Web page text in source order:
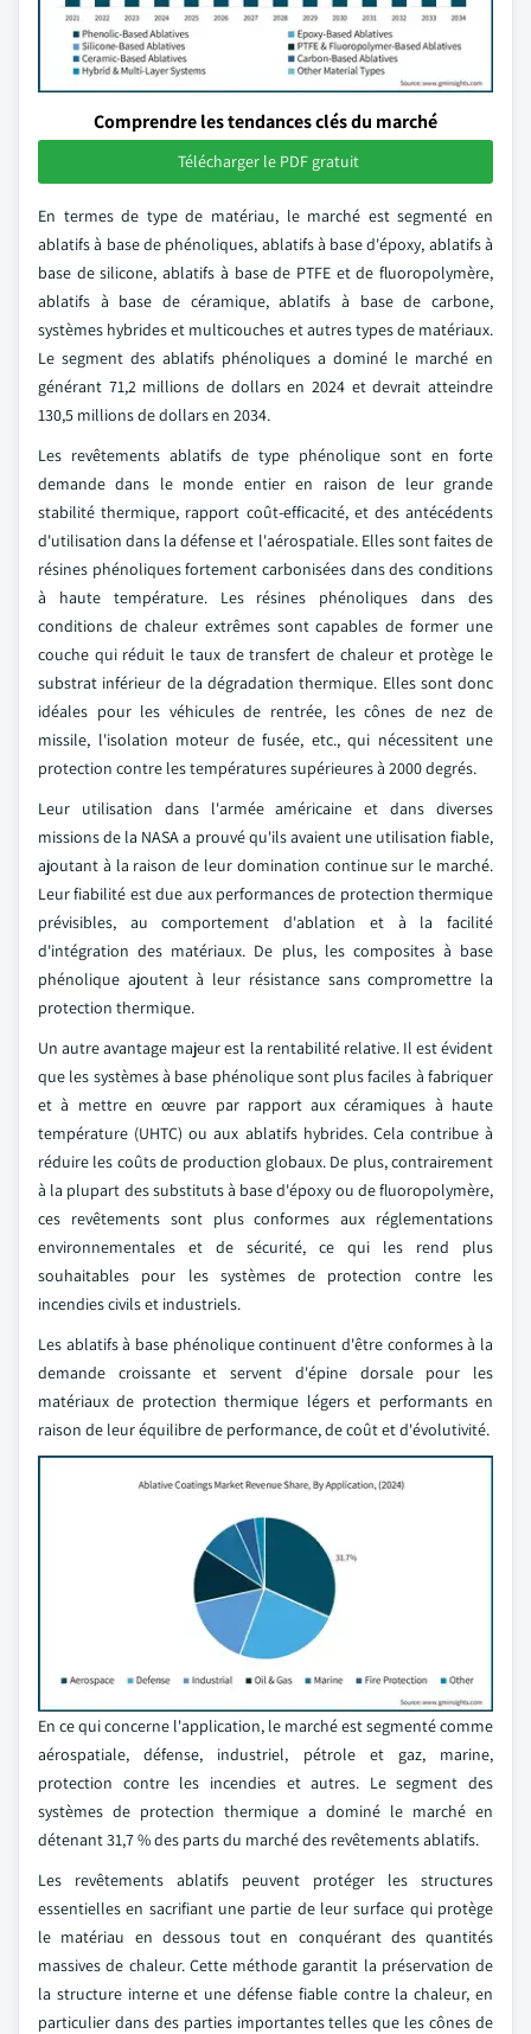
Comprendre les tendances clés du marché
Télécharger le PDF gratuit
En termes de type de matériau, le marché est segmenté en
ablatifs à base de phénoliques, ablatifs à base d'époxy, ablatifs à
base de silicone, ablatifs à base de PTFE et de fluoropolymère,
ablatifs à base de céramique, ablatifs à base de carbone,
systèmes hybrides et multicouches et autres types de matériaux.
Le segment des ablatifs phénoliques a dominé le marché en
générant 71,2 millions de dollars en 2024 et devrait atteindre
130,5 millions de dollars en 2034.
Les revêtements ablatifs de type phénolique sont en forte
demande dans le monde entier en raison de leur grande
stabilité thermique, rapport coût-efficacité, et des antécédents
d'utilisation dans la défense et l'aérospatiale. Elles sont faites de
résines phénoliques fortement carbonisées dans des conditions
à haute température. Les résines phénoliques dans des
conditions de chaleur extrêmes sont capables de former une
couche qui réduit le taux de transfert de chaleur et protège le
substrat inférieur de la dégradation thermique. Elles sont donc
idéales pour les véhicules de rentrée, les cônes de nez de
missile, l'isolation moteur de fusée, etc., qui nécessitent une
protection contre les températures supérieures à 2000 degrés.
Leur utilisation dans l'armée américaine et dans diverses
missions de la NASA a prouvé qu'ils avaient une utilisation fiable,
ajoutant à la raison de leur domination continue sur le marché.
Leur fiabilité est due aux performances de protection thermique
prévisibles, au comportement d'ablation et à la facilité
d'intégration des matériaux. De plus, les composites à base
phénolique ajoutent à leur résistance sans compromettre la
protection thermique.
Un autre avantage majeur est la rentabilité relative. Il est évident
que les systèmes à base phénolique sont plus faciles à fabriquer
et à mettre en œuvre par rapport aux céramiques à haute
température (UHTC) ou aux ablatifs hybrides. Cela contribue à
réduire les coûts de production globaux. De plus, contrairement
à la plupart des substituts à base d'époxy ou de fluoropolymère,
ces revêtements sont plus conformes aux réglementations
environnementales et de sécurité, ce qui les rend plus
souhaitables pour les systèmes de protection contre les
incendies civils et industriels.
Les ablatifs à base phénolique continuent d'être conformes à la
demande croissante et servent d'épine dorsale pour les
matériaux de protection thermique légers et performants en
raison de leur équilibre de performance, de coût et d'évolutivité.
En ce qui concerne l'application, le marché est segmenté comme
aérospatiale, défense, industriel, pétrole et gaz, marine,
protection contre les incendies et autres. Le segment des
systèmes de protection thermique a dominé le marché en
détenant 31,7 % des parts du marché des revêtements ablatifs.
Les revêtements ablatifs peuvent protéger les structures
essentielles en sacrifiant une partie de leur surface qui protège
le matériau en dessous tout en conquérant des quantités
massives de chaleur. Cette méthode garantit la préservation de
la structure interne et une défense fiable contre la chaleur, en
particulier dans des parties importantes telles que les cônes de